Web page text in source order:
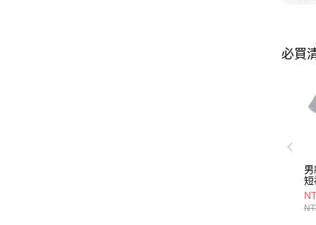
必買
短
M
汗